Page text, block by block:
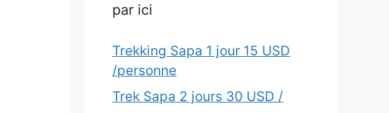
par ici
Trekking Sapa 1 jour 15 USD
/personne
Trek Sapa 2 jours 30 USD /